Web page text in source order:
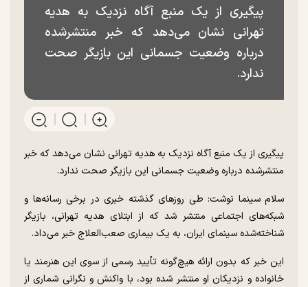
پیگیری از یک منبع آگاه نزدیک به هدیه
تهرانی نشان می‌دهد که خبر منتشرشده
درباره وضعیت جسمانی این بازیگر صحت
ندارد.
پیگیری از یک منبع آگاه نزدیک به هدیه تهرانی نشان می‌دهد که خبر
منتشرشده درباره وضعیت جسمانی این بازیگر صحت ندارد.
سلام سینما نوشت: طی روز‌های گذشته خبری در برخی رسانه‌ها و
شبکه‌های اجتماعی منتشر شد که از ابتلای هدیه تهرانی، بازیگر
شناخته‌شده سینمای ایران، به یک بیماری صعب‌العلاج خبر می‌داد.
این خبر که بدون ارائه هیچ‌گونه تأیید رسمی از سوی این هنرمند یا
خانواده و نزدیکان او منتشر شده بود، با واکنش و نگرانی شماری از